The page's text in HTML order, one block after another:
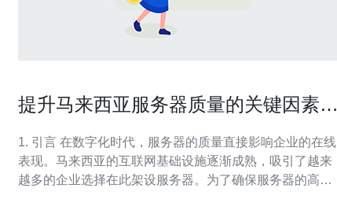
提升马来西亚服务器质量的关键因素与
1. 引言 在数字化时代，服务器的质量直接影响企业的在线
表现。马来西亚的互联网基础设施逐渐成熟，吸引了越来
越多的企业选择在此架设服务器。为了确保服务器的高效